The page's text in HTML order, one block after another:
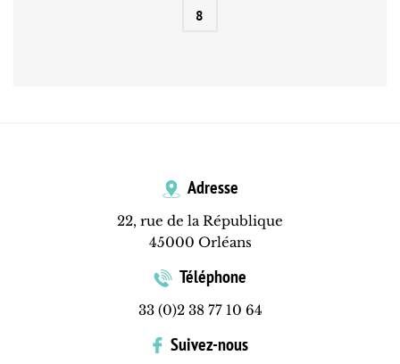
8
Adresse
22, rue de la République
45000 Orléans
Téléphone
33 (0)2 38 77 10 64
Suivez-nous